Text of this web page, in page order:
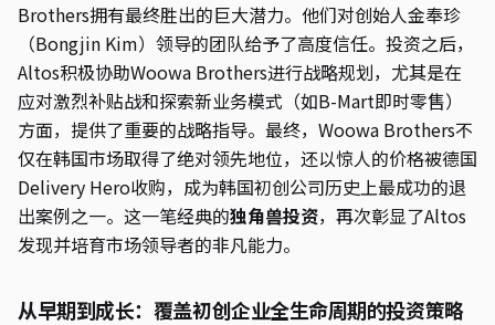
Brothers拥有最终胜出的巨大潜力。他们对创始人金奉珍
（Bongjin Kim）领导的团队给予了高度信任。投资之后，
Altos积极协助Woowa Brothers进行战略规划，尤其是在
应对激烈补贴战和探索新业务模式（如B-Mart即时零售）
方面，提供了重要的战略指导。最终，Woowa Brothers不
仅在韩国市场取得了绝对领先地位，还以惊人的价格被德国
Delivery Hero收购，成为韩国初创公司历史上最成功的退
出案例之一。这一笔经典的独角兽投资，再次彰显了Altos
发现并培育市场领导者的非凡能力。
从早期到成长：覆盖初创企业全生命周期的投资策略